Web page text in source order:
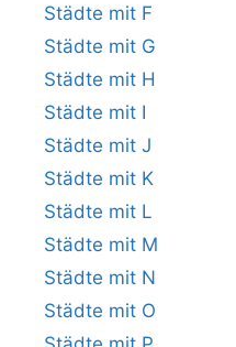
Städte mit F
Städte mit G
Städte mit H
Städte mit I
Städte mit J
Städte mit K
Städte mit L
Städte mit M
Städte mit N
Städte mit O